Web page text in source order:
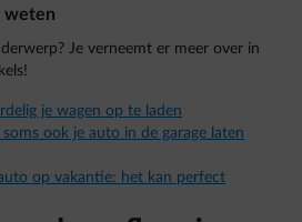
weten
Je verneemt er meer over in
je wagen op te laden
ook je auto in de garage laten
op vakantie: het kan perfect